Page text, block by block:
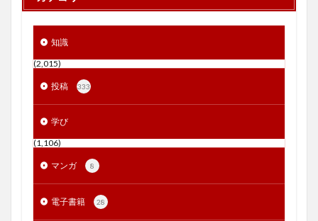
知識
(2,015)
投稿 333
学び
(1,106)
マンガ 8
電子書籍 28